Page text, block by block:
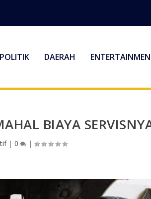
POLITIK DAERAH
BIAYA
|0 |